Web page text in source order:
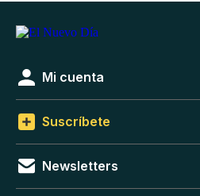
Mi cuenta
Suscríbete
Newsletters